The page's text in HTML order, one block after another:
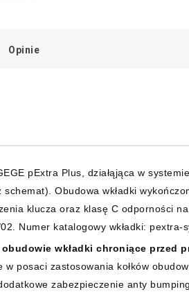
Opinie
pExtra Plus, działąjąca w
Obudowa wkładki
klucza oraz klasę C odporności
Numer katalogowy wkładki: pextra-
wkładki chroniące przed
posaci zastosowania kołków
zabezpieczenie anty